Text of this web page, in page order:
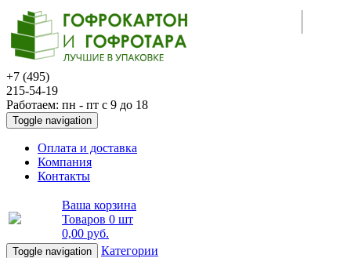
+7 (495)
215-54-19
Работаем: пн - пт с 9 до 18
Toggle navigation
Оплата и доставка
Компания
Контакты
Ваша корзина
Товаров 0 шт
0,00 руб.
Toggle navigation Категории